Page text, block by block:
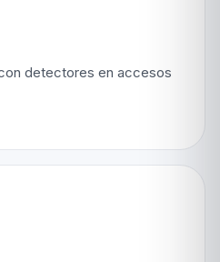
detectores en accesos